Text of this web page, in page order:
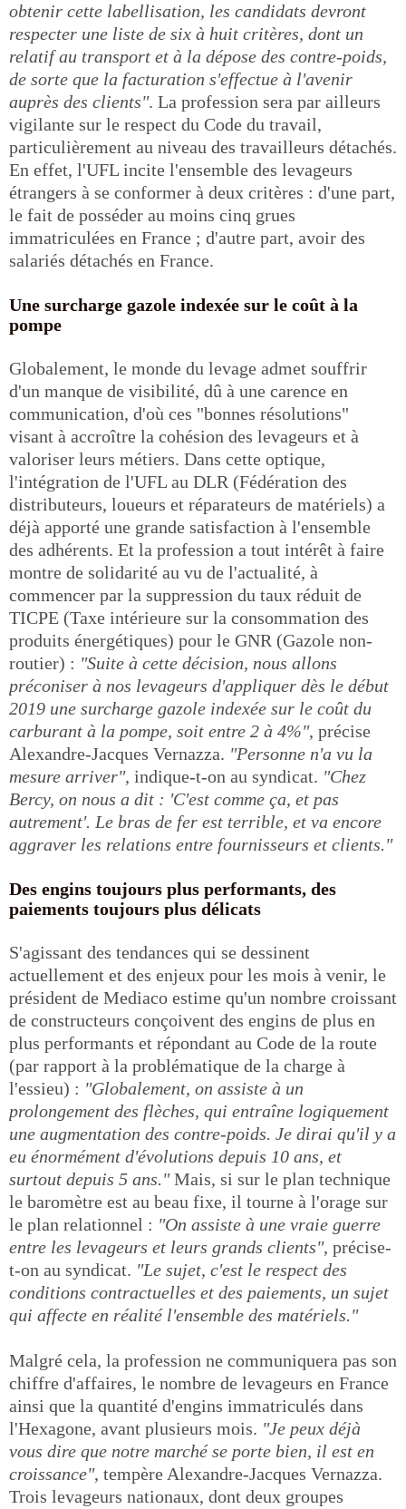
obtenir cette labellisation, les candidats devront
respecter une liste de six à huit critères, dont un
relatif au transport et à la dépose des contre-poids,
de sorte que la facturation s'effectue à l'avenir
auprès des clients". La profession sera par ailleurs
vigilante sur le respect du Code du travail,
particulièrement au niveau des travailleurs détachés.
En effet, l'UFL incite l'ensemble des levageurs
étrangers à se conformer à deux critères : d'une part,
le fait de posséder au moins cinq grues
immatriculées en France ; d'autre part, avoir des
salariés détachés en France.
Une surcharge gazole indexée sur le coût à la
pompe
Globalement, le monde du levage admet souffrir
d'un manque de visibilité, dû à une carence en
communication, d'où ces "bonnes résolutions"
visant à accroître la cohésion des levageurs et à
valoriser leurs métiers. Dans cette optique,
l'intégration de l'UFL au DLR (Fédération des
distributeurs, loueurs et réparateurs de matériels) a
déjà apporté une grande satisfaction à l'ensemble
des adhérents. Et la profession a tout intérêt à faire
montre de solidarité au vu de l'actualité, à
commencer par la suppression du taux réduit de
TICPE (Taxe intérieure sur la consommation des
produits énergétiques) pour le GNR (Gazole non-
routier) : "Suite à cette décision, nous allons
préconiser à nos levageurs d'appliquer dès le début
2019 une surcharge gazole indexée sur le coût du
carburant à la pompe, soit entre 2 à 4%", précise
Alexandre-Jacques Vernazza. "Personne n'a vu la
mesure arriver", indique-t-on au syndicat. "Chez
Bercy, on nous a dit : 'C'est comme ça, et pas
autrement'. Le bras de fer est terrible, et va encore
aggraver les relations entre fournisseurs et clients."
Des engins toujours plus performants, des
paiements toujours plus délicats
S'agissant des tendances qui se dessinent
actuellement et des enjeux pour les mois à venir, le
président de Mediaco estime qu'un nombre croissant
de constructeurs conçoivent des engins de plus en
plus performants et répondant au Code de la route
(par rapport à la problématique de la charge à
l'essieu) : "Globalement, on assiste à un
prolongement des flèches, qui entraîne logiquement
une augmentation des contre-poids. Je dirai qu'il y a
eu énormément d'évolutions depuis 10 ans, et
surtout depuis 5 ans."Mais, si sur le plan technique
le baromètre est au beau fixe, il tourne à l'orage sur
le plan relationnel : "On assiste à une vraie guerre
entre les levageurs et leurs grands clients", précise-
t-on au syndicat. "Le sujet, c'est le respect des
conditions contractuelles et des paiements, un sujet
qui affecte en réalité l'ensemble des matériels."
Malgré cela, la profession ne communiquera pas son
chiffre d'affaires, le nombre de levageurs en France
ainsi que la quantité d'engins immatriculés dans
l'Hexagone, avant plusieurs mois. "Je peux déjà
vous dire que notre marché se porte bien, il est en
croissance", tempère Alexandre-Jacques Vernazza.
Trois levageurs nationaux, dont deux groupes